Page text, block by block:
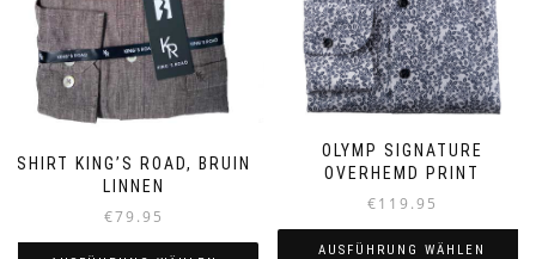
SHIRT KING’S ROAD, BRUIN
LINNEN
€79.95
OLYMP SIGNATURE
OVERHEMD PRINT
€119.95
AUSFÜHRUNG WÄHLEN